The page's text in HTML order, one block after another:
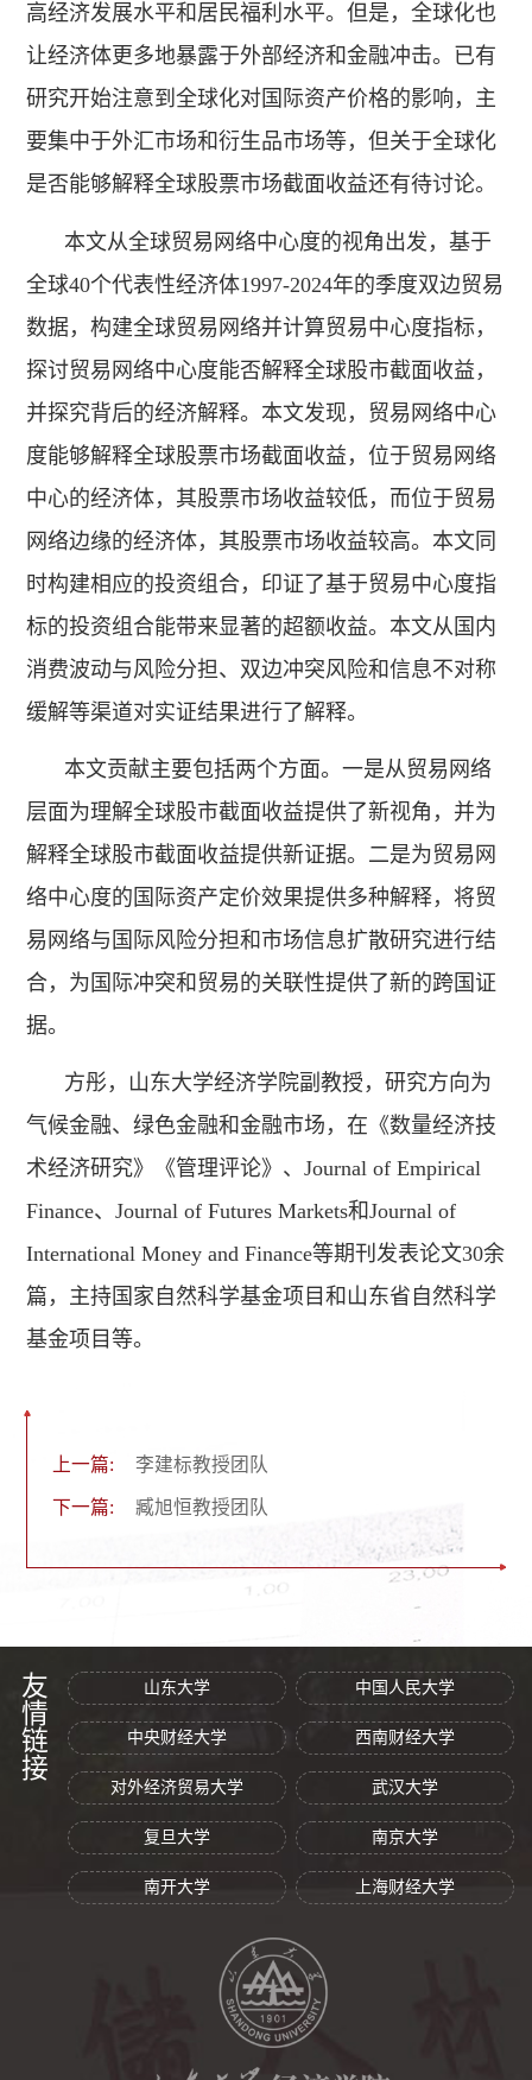
高经济发展水平和居民福利水平。但是，全球化也
让经济体更多地暴露于外部经济和金融冲击。已有
研究开始注意到全球化对国际资产价格的影响，主
要集中于外汇市场和衍生品市场等，但关于全球化
是否能够解释全球股票市场截面收益还有待讨论。
本文从全球贸易网络中心度的视角出发，基于
全球40个代表性经济体1997-2024年的季度双边贸易
数据，构建全球贸易网络并计算贸易中心度指标，
探讨贸易网络中心度能否解释全球股市截面收益，
并探究背后的经济解释。本文发现，贸易网络中心
度能够解释全球股票市场截面收益，位于贸易网络
中心的经济体，其股票市场收益较低，而位于贸易
网络边缘的经济体，其股票市场收益较高。本文同
时构建相应的投资组合，印证了基于贸易中心度指
标的投资组合能带来显著的超额收益。本文从国内
消费波动与风险分担、双边冲突风险和信息不对称
缓解等渠道对实证结果进行了解释。
本文贡献主要包括两个方面。一是从贸易网络
层面为理解全球股市截面收益提供了新视角，并为
解释全球股市截面收益提供新证据。二是为贸易网
络中心度的国际资产定价效果提供多种解释，将贸
易网络与国际风险分担和市场信息扩散研究进行结
合，为国际冲突和贸易的关联性提供了新的跨国证
据。
方彤，山东大学经济学院副教授，研究方向为
气候金融、绿色金融和金融市场，在《数量经济技
术经济研究》《管理评论》、Journal of Empirical
Finance、Journal of Futures Markets和Journal of
International Money and Finance等期刊发表论文30余
篇，主持国家自然科学基金项目和山东省自然科学
基金项目等。
上一篇: 李建标教授团队
下一篇: 臧旭恒教授团队
友情链接 山东大学 中国人民大学
中央财经大学 西南财经大学
对外经济贸易大学 武汉大学
复旦大学 南京大学
南开大学 上海财经大学